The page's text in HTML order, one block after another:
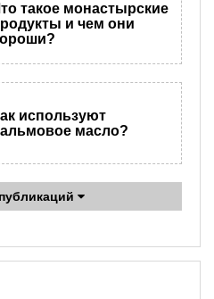
такое монастырские
и чем они
используют
масло?